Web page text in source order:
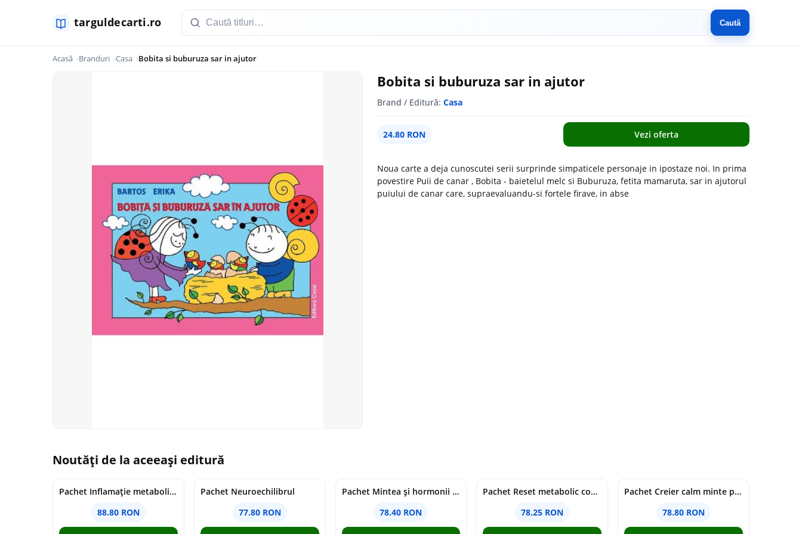
Caută
Acasă Branduri Casa Bobita si buburuza sar in ajutor
Bobita si buburuza sar in ajutor
Brand / Editură: Casa
24.80 RON Vezi oferta
Noua carte a deja cunoscutei serii surprinde simpaticele personaje in ipostaze noi. In prima
povestire Puii de canar , Bobita - baietelul melc si Buburuza, fetita mamaruta, sar in ajutorul
puiului de canar care, supraevaluandu-si fortele firave, in abse
Noutăți de la aceeași editură
Pachet Inflamație metabolism și creier
88.80 RON
Pachet Neuroechilibrul
77.80 RON
Pachet Mintea și hormonii tăi
78.40 RON
Pachet Reset metabolic complet
78.25 RON
Pachet Creier calm minte puternică
78.80 RON